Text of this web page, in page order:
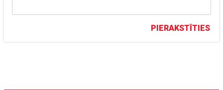
PIERAKSTĪTIES